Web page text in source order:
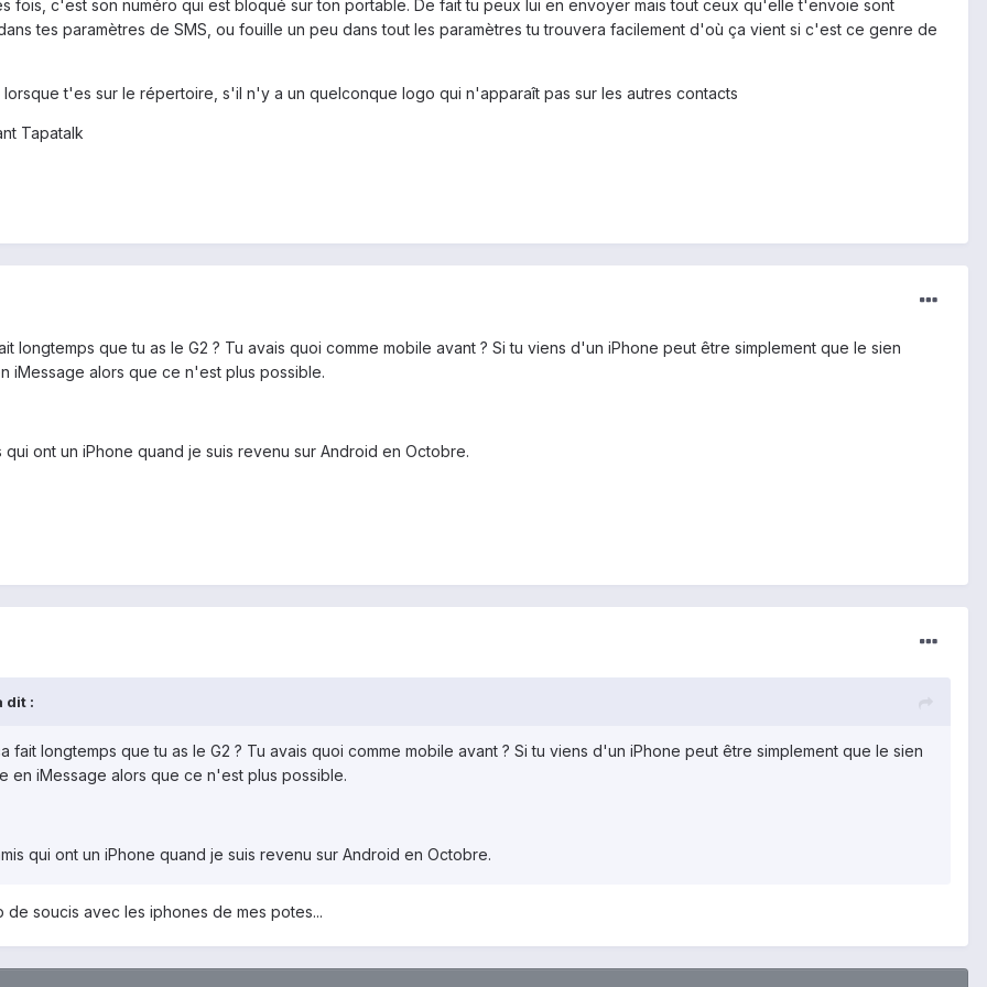
fois, c'est son numéro qui est bloqué sur ton portable. De fait tu peux lui en envoyer mais tout ceux qu'elle t'envoie sont
tes paramètres de SMS, ou fouille un peu dans tout les paramètres tu trouvera facilement d'où ça vient si c'est ce genre de
lorsque t'es sur le répertoire, s'il n'y a un quelconque logo qui n'apparaît pas sur les autres contacts
Tapatalk
longtemps que tu as le G2 ? Tu avais quoi comme mobile avant ? Si tu viens d'un iPhone peut être simplement que le sien
iMessage alors que ce n'est plus possible.
ont un iPhone quand je suis revenu sur Android en Octobre.
dit :
fait longtemps que tu as le G2 ? Tu avais quoi comme mobile avant ? Si tu viens d'un iPhone peut être simplement que le sien
en iMessage alors que ce n'est plus possible.
qui ont un iPhone quand je suis revenu sur Android en Octobre.
soucis avec les iphones de mes potes...